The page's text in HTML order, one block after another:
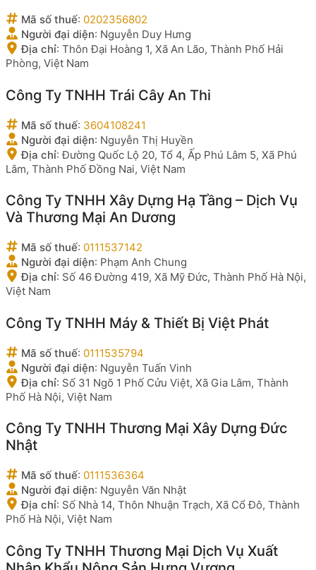
Mã số thuế: 0202356802
Người đại diện: Nguyễn Duy Hưng
Địa chỉ: Thôn Đại Hoàng 1, Xã An Lão, Thành Phố Hải
Phòng, Việt Nam
Công Ty TNHH Trái Cây An Thi
Mã số thuế: 3604108241
Người đại diện: Nguyễn Thị Huyền
Địa chỉ:Đường Quốc Lộ 20, Tổ 4, Ấp Phú Lâm 5, Xã Phú
Lâm, Thành Phố Đồng Nai, Việt Nam
Công Ty TNHH Xây Dựng Hạ Tầng – Dịch Vụ
Và Thương Mại An Dương
Mã số thuế: 0111537142
Người đại diện: Phạm Anh Chung
Địa chỉ: Số 46 Đường 419, Xã Mỹ Đức, Thành Phố Hà Nội,
Việt Nam
Công Ty TNHH Máy & Thiết Bị Việt Phát
Mã số thuế: 0111535794
Người đại diện: Nguyễn Tuấn Vinh
Địa chỉ: Số 31 Ngõ 1 Phố Cửu Việt, Xã Gia Lâm, Thành
Phố Hà Nội, Việt Nam
Công Ty TNHH Thương Mại Xây Dựng Đức
Nhật
Mã số thuế: 0111536364
Người đại diện: Nguyễn Văn Nhật
Địa chỉ: Số Nhà 14, Thôn Nhuận Trạch, Xã Cổ Đô, Thành
Phố Hà Nội, Việt Nam
Công Ty TNHH Thương Mại Dịch Vụ Xuất